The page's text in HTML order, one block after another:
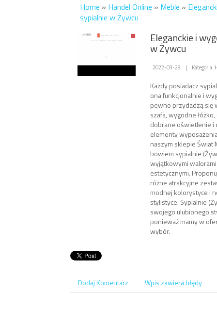
Home » Handel Online » Meble »
sypialnie w Żywcu
Eleganckie i
w Żywcu
2022-03-29 |
Każdy posiadacz
ona funkcjonalnie i
pewno przydadzą się
szafa, wygodne
dobrane oświetlenie i
elementy
naszym sklepie Świat
bowiem sypialnie
wyjątkowymi
estetycznymi.
różne atrakcyjne
modnej kolorystyce i
stylistyce. Sypialnie
swojego ulubionego
ponieważ mamy w
wybór.
Dodaj Komentarz Wpis zawiera błędy